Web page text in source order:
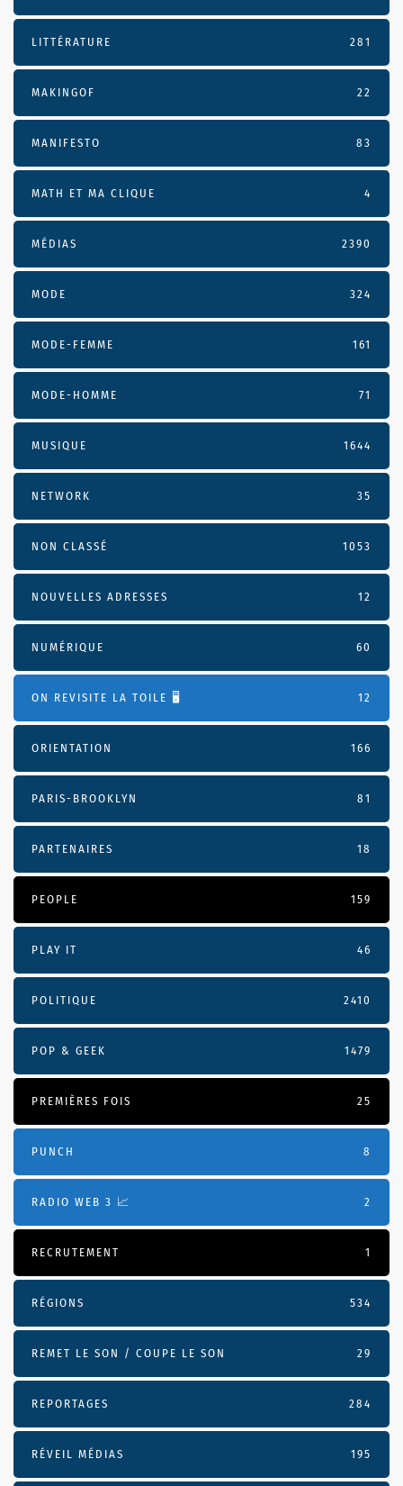
LITTÉRATURE 281
MAKINGOF 22
MANIFESTO 83
MATH ET MA CLIQUE 4
MÉDIAS 2390
MODE 324
MODE-FEMME 161
MODE-HOMME 71
MUSIQUE 1644
NETWORK 35
NON CLASSÉ 1053
NOUVELLES ADRESSES 12
NUMÉRIQUE 60
ON REVISITE LA TOILE 🖥️ 12
ORIENTATION 166
PARIS-BROOKLYN 81
PARTENAIRES 18
PEOPLE 159
PLAY IT 46
POLITIQUE 2410
POP & GEEK 1479
PREMIÈRES FOIS 25
PUNCH 8
RADIO WEB 3 📈 2
RECRUTEMENT 1
RÉGIONS 534
REMET LE SON / COUPE LE SON 29
REPORTAGES 284
RÉVEIL MÉDIAS 195